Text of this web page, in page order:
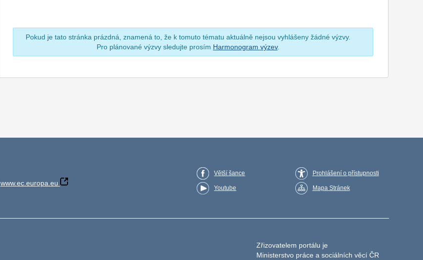
Pokud je tato stránka prázdná, znamená to, že k tomuto tématu aktuálně nejsou vyhlášeny žádné výzvy.
Pro plánované výzvy sledujte prosím Harmonogram výzev.
www.ec.europa.eu
Větší šance
Youtube
Prohlášení o přístupnosti
Mapa Stránek
Zřizovatelem portálu je
Ministerstvo práce a sociálních věcí ČR